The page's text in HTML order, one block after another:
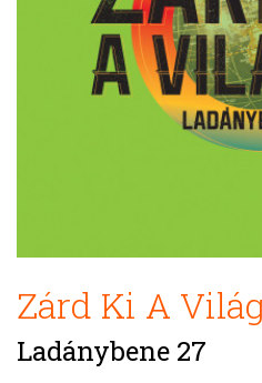
Zárd Ki A
Ladánybene 27